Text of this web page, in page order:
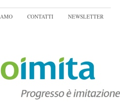
CONTATTI NEWSLETTER